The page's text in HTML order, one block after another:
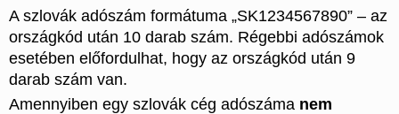
A szlovák adószám formátuma „SK1234567890” – az
országkód után 10 darab szám. Régebbi adószámok
esetében előfordulhat, hogy az országkód után 9
darab szám van.
Amennyiben egy szlovák cég adószáma nem